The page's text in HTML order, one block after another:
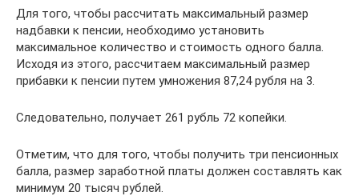
Для того, чтобы рассчитать максимальный размер
надбавки к пенсии, необходимо установить
максимальное количество и стоимость одного балла.
Исходя из этого, рассчитаем максимальный размер
прибавки к пенсии путем умножения 87,24 рубля на 3.
Следовательно, получает 261 рубль 72 копейки.
Отметим, что для того, чтобы получить три пенсионных
балла, размер заработной платы должен составлять как
минимум 20 тысяч рублей.